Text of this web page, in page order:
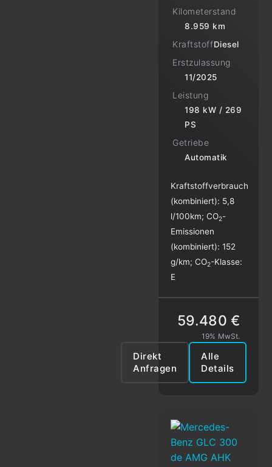
Kilometerstand
8.959 km
KraftstoffDiesel
Erstzulassung
11/2025
Leistung
198 kW / 269
PS
Getriebe
Automatik
Kraftstoffverbrauch
(kombiniert): 5,8
l/100km;CO2-
Emissionen
(kombiniert):152
g/km;CO2-Klasse:
E
Alle
Details
Direkt
Anfragen
59.480 €
19% MwSt.